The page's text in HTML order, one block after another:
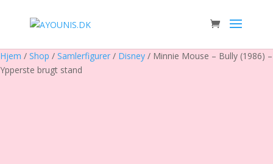
Hjem / Shop / Samlerfigurer / Disney / Minnie Mouse – Bully (1986) –
Ypperste brugt stand